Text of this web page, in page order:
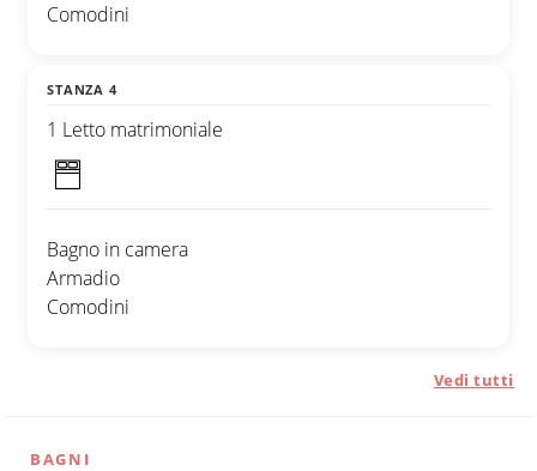
Comodini
STANZA 4
1 Letto matrimoniale
Bagno in camera
Armadio
Comodini
Vedi tutti
BAGNI